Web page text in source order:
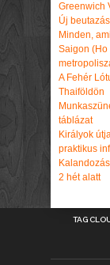
Greenwich
Új
Minden,
Saigon (Ho
A Fehér
Thaiföldön
táblázat
Királyok
praktikus
2 hét alatt
TAG